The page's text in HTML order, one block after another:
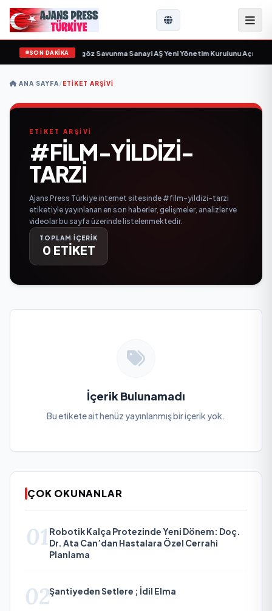
SON DAKİKA
gün sayıyor• Açıkgöz Savunma Sanayi AŞ Yeni Yönetim Kurulunu
ANA SAYFA/ETIKET ARŞIVI
ETİKET ARŞİVİ
#FILM-YILDIZI-
TARZI
Ajans Press Türkiye internet sitesinde #film-yildizi-tarzi
etiketiyle yayınlanan en son haberler, gelişmeler, analizler ve
videolar bu sayfa üzerinde listelenmektedir.
TOPLAM İÇERİK
0 ETİKET
İçerik Bulunamadı
Bu etikete ait henüz yayınlanmış bir içerik yok.
ÇOK OKUNANLAR
01 Robotik Kalça Protezinde Yeni Dönem: Doç.
Dr. Ata Can’dan Hastalara Özel Cerrahi
Planlama
02Şantiyeden Setlere ; İdil Elma